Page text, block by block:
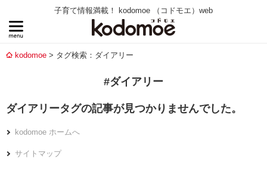
子育て情報満載！ kodomoe （コドモエ）web
kodomoe タグ検索：ダイアリー
#ダイアリー
ダイアリータグの記事が見つかりませんでした。
kodomoe ホームへ
サイトマップ